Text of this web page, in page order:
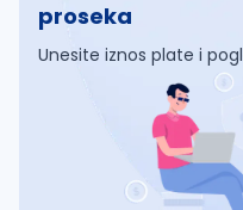
proseka
Unesite iznos plate i